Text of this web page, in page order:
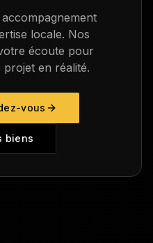
locale. Nos
écoute pour
en réalité.
vous
biens